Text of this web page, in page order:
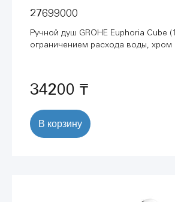
27699000
Ручной душ GROHE Euphoria Cube
ограничением расхода воды, хром
34200 ₸
В корзину